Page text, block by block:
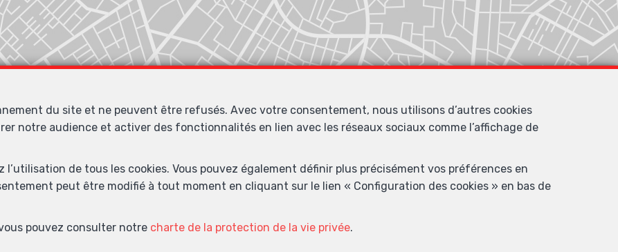
du site et ne peuvent être refusés. Avec votre consentement, nous utilisons d’autres cookies
notre audience et activer des fonctionnalités en lien avec les réseaux sociaux comme l’affichage de
de tous les cookies. Vous pouvez également définir plus précisément vos préférences en
peut être modifié à tout moment en cliquant sur le lien « Configuration des cookies » en bas de
pouvez consulter notre charte de la protection de la vie privée.